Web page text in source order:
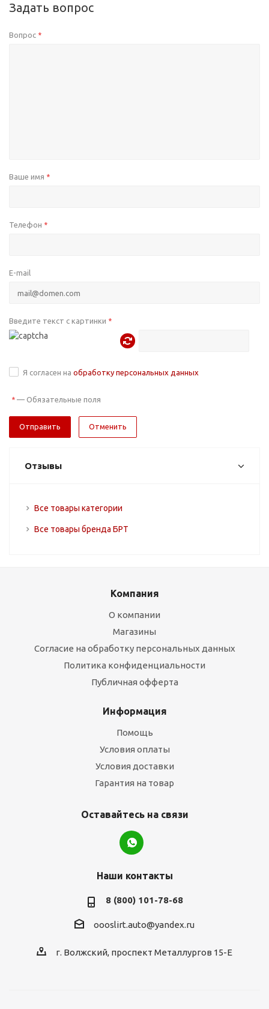
Задать вопрос
Вопрос *
Ваше имя *
Телефон *
E-mail
Введите текст с картинки *
Я согласен на обработку персональных данных
* — Обязательные поля
Отменить
Отзывы
Все товары категории
Все товары бренда БРТ
Компания
О компании
Магазины
Согласие на обработку персональных данных
Политика конфиденциальности
Публичная офферта
Информация
Помощь
Условия оплаты
Условия доставки
Гарантия на товар
Оставайтесь на связи
Наши контакты
8 (800) 101-78-68
oooslirt.auto@yandex.ru
г. Волжский, проспект Металлургов 15-Е